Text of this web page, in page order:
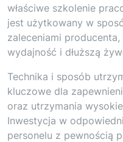
właściwe szkolenie
jest użytkowany w
zaleceniami
wydajność i dłuższą
Technika i sposób
kluczowe dla
oraz utrzymania
Inwestycja w
personelu z pewnością